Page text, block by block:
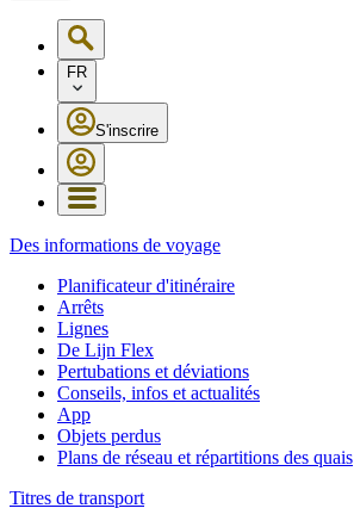
FR
S'inscrire
Des informations de voyage
Planificateur d'itinéraire
Arrêts
Lignes
De Lijn Flex
Pertubations et déviations
Conseils, infos et actualités
App
Objets perdus
Plans de réseau et répartitions des quais
Titres de transport